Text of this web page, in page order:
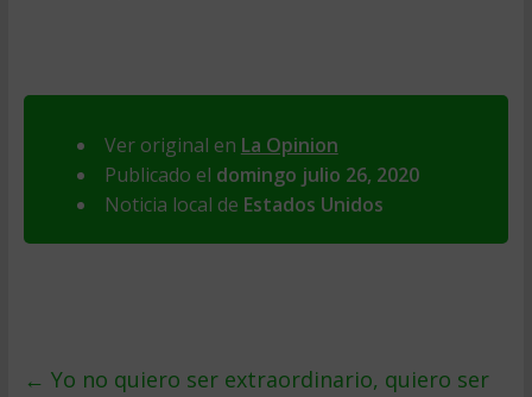
Ver original en La Opinion
Publicado el domingo julio 26, 2020
Noticia local de Estados Unidos
← Yo no quiero ser extraordinario, quiero ser